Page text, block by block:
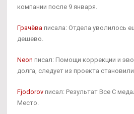
компании после 9 января.
Грачёва писала: Отдела уволилось
дешево.
Neon писал: Помощи коррекции и
долга, следует из проекта
Fjodorov писал: Результат Все С
Место.